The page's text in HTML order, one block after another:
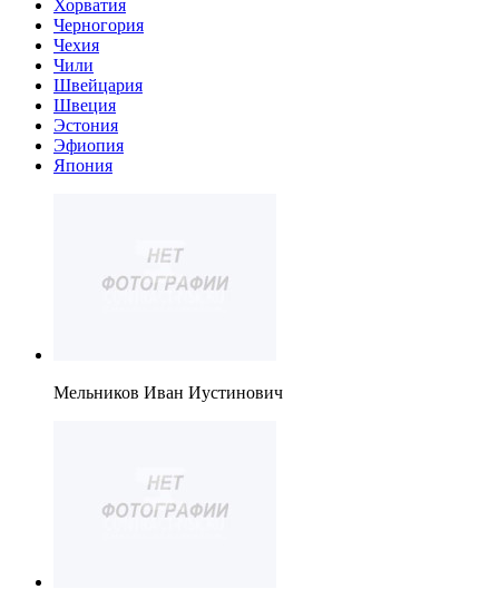
Хорватия
Черногория
Чехия
Чили
Швейцария
Швеция
Эстония
Эфиопия
Япония
Мельников Иван Иустинович